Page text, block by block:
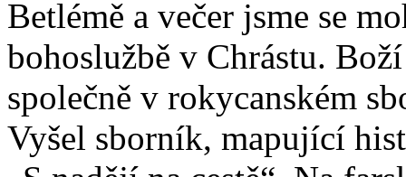
Betlémě a večer jsme se
bohoslužbě v Chrástu.
společně v rokycanském
Vyšel sborník, mapující